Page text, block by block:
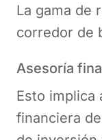
La gama de
corredor de
Asesoría
Esto implica
financiera